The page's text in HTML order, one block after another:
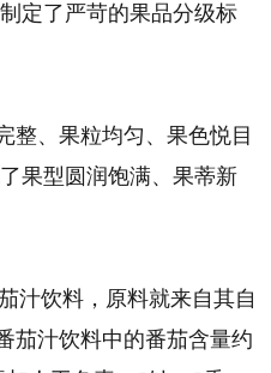
定了严苛的果品分级标
、果粒均匀、果色悦目
果型圆润饱满、果蒂新
汁饮料，原料就来自其自
茄汁饮料中的番茄含量约